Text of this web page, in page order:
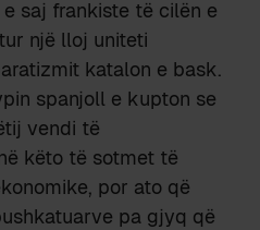
saj frankiste të cilën e
një lloj uniteti
katalon e bask.
spanjoll e kupton se
vendi të
këto të sotmet të
por ato që
pa gjyq që